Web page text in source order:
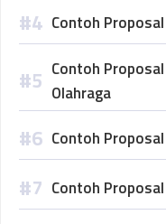
Contoh
Contoh
Olahraga
Contoh
Contoh